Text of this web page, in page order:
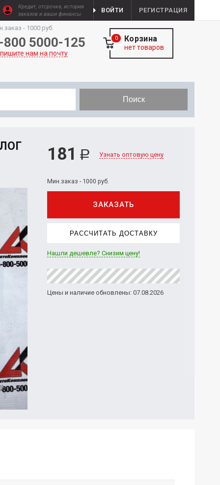
Кредит, отсрочка, история
заказов и ваши финансы
ВОЙТИ РЕГИСТРАЦИЯ
- 1000 руб.
800 5000-125
нам на почту
Корзина
0
нет товаров
Поиск
181 Р Узнать оптовую цену
Мин.заказ - 1000 руб.
ЗАКАЗАТЬ
РАССЧИТАТЬ ДОСТАВКУ
Нашли дешевле? Снизим цену!
Цены и наличие обновлены: 07.08.2026